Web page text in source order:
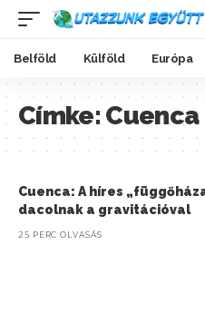
Belföld Külföld Európa
Címke:Cuenca
Cuenca: A híres
dacolnak a gravitációval
25 PERC OLVASÁS